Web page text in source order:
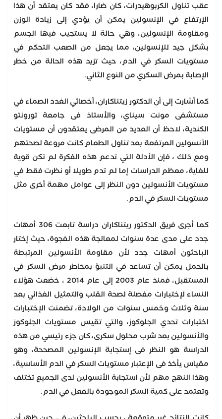
عقب تناول الكربوهيدرات، كان ضارا، فقد كان يعتقد أن هذا
الإرتفاع في الإنسولين يمكن أن يؤدي إلى زيادة الوزن
ومقاومة الإنسولين، وهي حالة لا يستجيب فيها الجسم
بشكل جيد للإنسولين، مما يجعل من الصعب التحكم في
مستويات السكر في الدم، حيث تزيد هذه الحالة من خطر
الإصابة بمرض السكري من النوع الثاني.
كما أشارت إلى أن الدكتور زيتناكاران، أخصائي الغدد الصماء في
مستشفى مونت سيناي، والأستاذ فى جامعة تورونتو
الكندية، لاحظ أن العديد من المرضى يعتقدون أن مستويات
الأنسولين المرتفعة بعد تناول الطعام كانت مروعة لصحتهم
ومع ذلك ، فإن الأدلة التي تدعم هذه الفكرة لم تكن قوية
للغاية، معظم الدراسات إما لم تدم طويلا أو نظرت فقط في
مستويات الأنسولين دون النظر إلى عوامل مهمة أخرى مثل
مستويات السكر في الدم.
كما أجرى فريق الدكتور ريتناكاران دراسة تابعت 306 أمهات
جدد على مدى عدة سنوات لمعالجة هذه الفجوة، حيث إختار
الباحثون أمهات جدد لأن مقاومة الأنسولين المرتبطة
بالحمل يمكن أن تساعد في التنبؤ بمخاطر مرض السكر في
المستقبل، فمنذ عام 2003 إلى عام 2014 ، خضعت هؤلاء
النساء لإختبارات مفصلة لصحة القلب والتمثيل الغذائي بعد
سنة وثلاث وخمس سنوات من الولادة، تضمنت الإختبارات
اختبارات تحدي الجلوكوز، والتي تقيس مستويات الجلوكوز
والأنسولين بعد شرب محلول سكرى، كان جزء رئيسي من هذه
الدراسة هو النظر فى إستجابة الإنسولين المصححة، وهو
مقياس يأخذ فى الإعتبار مستويات السكر في الدم الأساسية،
وهذا النهج مهم لأن استجابة الأنسولين لدى الجميع تختلف
وتعتمد على كمية السكر الموجودة بالفعل في الدم.